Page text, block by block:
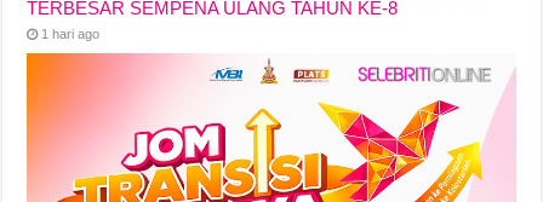
TERBESAR SEMPENA ULANG TAHUN KE-8
1 hari ago